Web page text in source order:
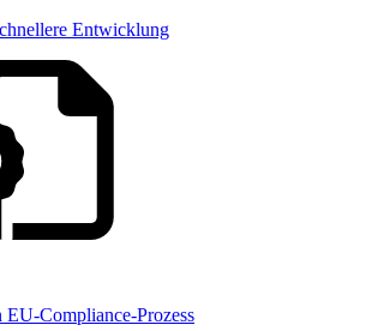
Entwicklung
Compliance-Prozess